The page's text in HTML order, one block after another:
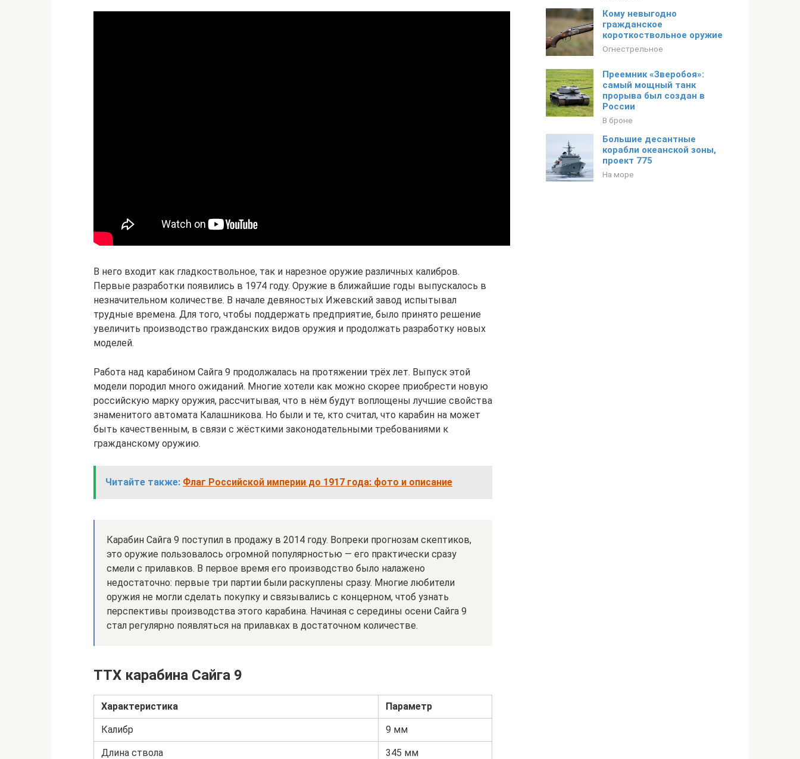
В него входит как гладкоствольное, так и нарезное оружие различных калибров.
Первые разработки появились в 1974 году. Оружие в ближайшие годы выпускалось в
незначительном количестве. В начале девяностых Ижевский завод испытывал
трудные времена. Для того, чтобы поддержать предприятие, было принято решение
увеличить производство гражданских видов оружия и продолжать разработку новых
моделей.
Работа над карабином Сайга 9 продолжалась на протяжении трёх лет. Выпуск этой
модели породил много ожиданий. Многие хотели как можно скорее приобрести новую
российскую марку оружия, рассчитывая, что в нём будут воплощены лучшие свойства
знаменитого автомата Калашникова. Но были и те, кто считал, что карабин на может
быть качественным, в связи с жёсткими законодательными требованиями к
гражданскому оружию.
Читайте также: Флаг Российской империи до 1917 года: фото и описание
Карабин Сайга 9 поступил в продажу в 2014 году. Вопреки прогнозам скептиков,
это оружие пользовалось огромной популярностью — его практически сразу
смели с прилавков. В первое время его производство было налажено
недостаточно: первые три партии были раскуплены сразу. Многие любители
оружия не могли сделать покупку и связывались с концерном, чтоб узнать
перспективы производства этого карабина. Начиная с середины осени Сайга 9
стал регулярно появляться на прилавках в достаточном количестве.
ТТХ карабина Сайга 9
Характеристика Параметр
Калибр 9 мм
Длина ствола 345 мм
Кому невыгодно
гражданское
короткоствольное оружие
Огнестрельное
Преемник «Зверобоя»:
самый мощный танк
прорыва был создан в
России
В броне
Большие десантные
корабли океанской зоны,
проект 775
На море